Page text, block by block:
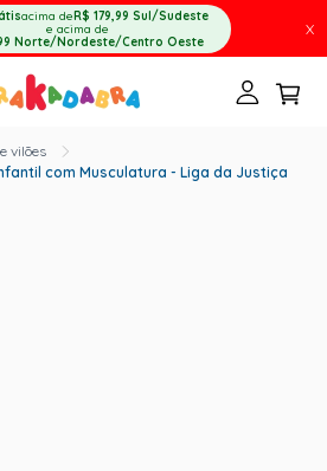
acima deR$ 179,99 Sul/Sudeste
e acima de
Norte/Nordeste/Centro Oeste
X
vilões
com Musculatura - Liga da Justiça